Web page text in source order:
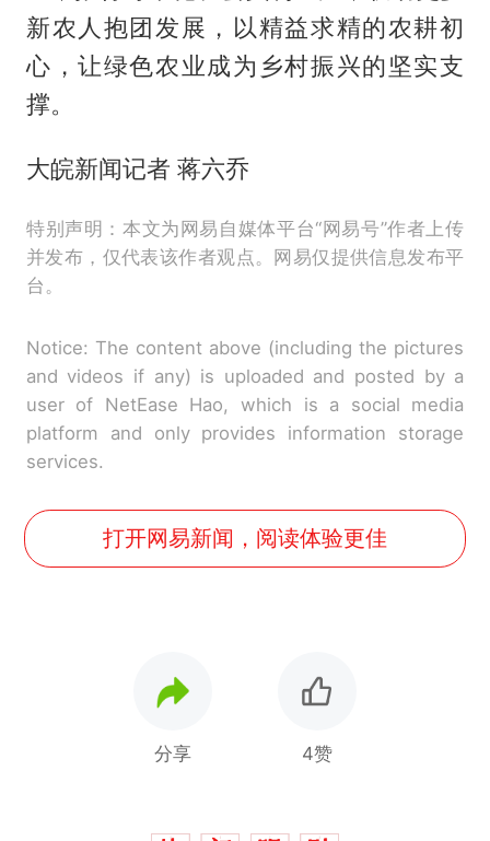
新农人抱团发展，以精益求精的农耕初
心，让绿色农业成为乡村振兴的坚实支
撑。
大皖新闻记者 蒋六乔
特别声明：本文为网易自媒体平台“网易号”作者上传
并发布，仅代表该作者观点。网易仅提供信息发布平
台。
Notice: The content above (including the pictures
and videos if any) is uploaded and posted by a
user of NetEase Hao, which is a social media
platform and only provides information storage
services.
打开网易新闻，阅读体验更佳
分享 4赞